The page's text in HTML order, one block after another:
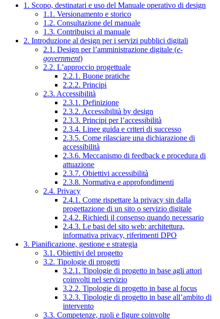
1. Scopo, destinatari e uso del Manuale operativo di design
1.1. Versionamento e storico
1.2. Consultazione del manuale
1.3. Contribuisci al manuale
2. Introduzione al design per i servizi pubblici digitali
2.1. Design per l’amministrazione digitale (e-
government)
2.2. L’approccio progettuale
2.2.1. Buone pratiche
2.2.2. Principi
2.3. Accessibilità
2.3.1. Definizione
2.3.2. Accessibilità by design
2.3.3. Principi per l’accessibilità
2.3.4. Linee guida e criteri di successo
2.3.5. Come rilasciare una dichiarazione di
accessibilità
2.3.6. Meccanismo di feedback e procedura di
attuazione
2.3.7. Obiettivi accessibilità
2.3.8. Normativa e approfondimenti
2.4. Privacy
2.4.1. Come rispettare la privacy sin dalla
progettazione di un sito o servizio digitale
2.4.2. Richiedi il consenso quando necessario
2.4.3. Le basi del sito web: architettura,
informativa privacy, riferimenti DPO
3. Pianificazione, gestione e strategia
3.1. Obiettivi del progetto
3.2. Tipologie di progetti
3.2.1. Tipologie di progetto in base agli attori
coinvolti nel servizio
3.2.2. Tipologie di progetto in base al focus
3.2.3. Tipologie di progetto in base all’ambito di
intervento
3.3. Competenze, ruoli e figure coinvolte